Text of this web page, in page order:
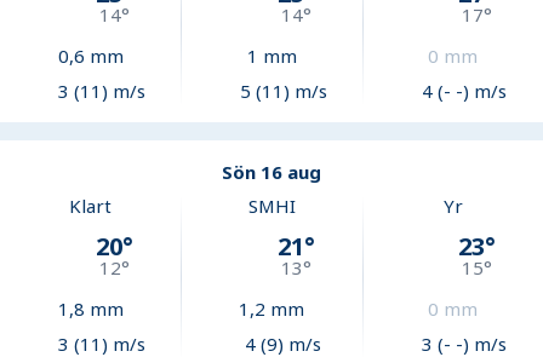
14°
0,6 mm
3 (11) m/s
14°
1 mm
5 (11) m/s
17°
0 mm
4 (- -) m/s
Sön 16 aug
Klart
20°
12°
1,8 mm
3 (11) m/s
SMHI
21°
13°
1,2 mm
4 (9) m/s
Yr
23°
15°
0 mm
3 (- -) m/s